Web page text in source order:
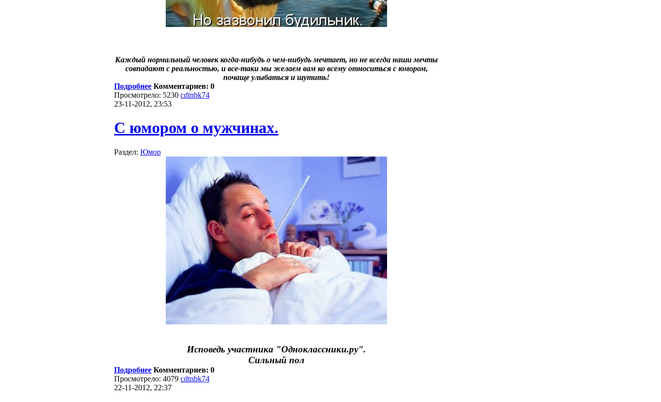
Каждый нормальный человек когда-нибудь о чем-нибудь мечтает, но не всегда наши мечты
совпадают с реальностью, и все-таки мы желаем вам ко всему относиться с юмором,
почаще улыбаться и шутить!
Подробнее Комментариев: 0
Просмотрело: 5230 cdtnbk74
23-11-2012, 23:53
С юмором о мужчинах.
Раздел: Юмор
Исповедь участника "Одноклассники.ру".
Сильный пол
Подробнее Комментариев: 0
Просмотрело: 4079 cdtnbk74
22-11-2012, 22:37